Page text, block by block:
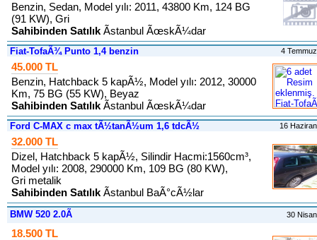
Benzin, Sedan, Model yılı: 2011, 43800 Km, 124 BG
(91 KW), Gri
Sahibinden Satılık Ãstanbul ÃœskÃ¼dar
Fiat-TofaÃ¾ Punto 1,4 benzin 4
45.000 TL
Benzin, Hatchback 5 kapÃ½, Model yılı: 2012, 30000
Km, 75 BG (55 KW), Beyaz
Sahibinden Satılık Ãstanbul ÃœskÃ¼dar
Ford C-MAX c max tÃ½tanÃ½um 1,6 tdcÃ½ 16
32.000 TL
Dizel, Hatchback 5 kapÃ½, Silindir Hacmi:1560cm³,
Model yılı: 2008, 290000 Km, 109 BG (80 KW),
Gri metalik
Sahibinden Satılık Ãstanbul BaÃ°cÃ½lar
BMW 520 2.0Ã 30
18.500 TL